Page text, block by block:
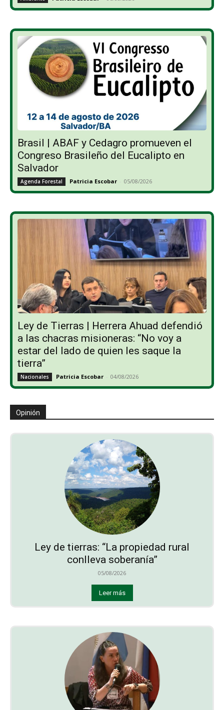
Brasil | ABAF y Cedagro promueven el
Congreso Brasileño del Eucalipto en
Salvador
Agenda Forestal Patricia Escobar - 05/08/2026
Ley de Tierras | Herrera Ahuad defendió
a las chacras misioneras: “No voy a
estar del lado de quien les saque la
tierra”
Nacionales Patricia Escobar - 04/08/2026
Opinión
Ley de tierras: “La propiedad rural
conlleva soberanía”
05/08/2026
Leer más